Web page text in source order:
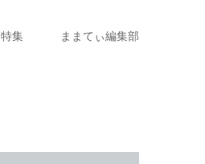
特集 ままてぃ編集部